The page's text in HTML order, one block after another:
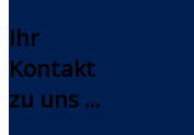
Ihr
Kontakt
zu uns ...